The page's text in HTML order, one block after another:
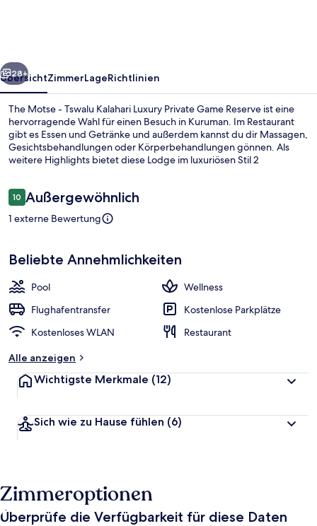
Private
Game
Reserve
Weiter
28+
ÜbersichtZimmerLageRichtlinien
The Motse - Tswalu Kalahari Luxury Private Game Reserve ist eine
hervorragende Wahl für einen Besuch in Kuruman. Im Restaurant
gibt es Essen und Getränke und außerdem kannst du dir Massagen,
Gesichtsbehandlungen oder Körperbehandlungen gönnen. Als
weitere Highlights bietet diese Lodge im luxuriösen Stil 2
Bewertungen
1010 von 10.
Außergewöhnlich
1 externe Bewertung
Beliebte Annehmlichkeiten
Pool
Wellness
Flughafentransfer
Kostenlose Parkplätze
Kostenloses WLAN
Restaurant
Alle anzeigen
Wichtigste Merkmale (12)
Sich wie zu Hause fühlen (6)
Zimmeroptionen
Überprüfe die Verfügbarkeit für diese Daten